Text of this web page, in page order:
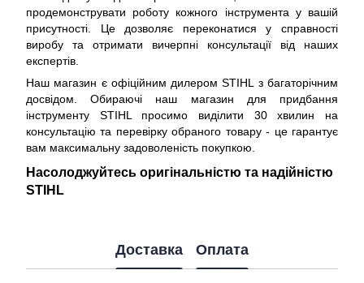
продемонструвати роботу кожного інструмента у вашій
присутності. Це дозволяє переконатися у справності
виробу та отримати вичерпні консультації від наших
експертів.
Наш магазин є офіційним дилером STIHL з багаторічним
досвідом. Обираючі наш магазин для придбання
інструменту STIHL просимо виділити 30 хвилин на
консультацію та перевірку обраного товару - це гарантує
вам максимальну задоволеність покупкою.
Насолоджуйтесь оригінальністю та надійністю
STIHL
Доставка Оплата